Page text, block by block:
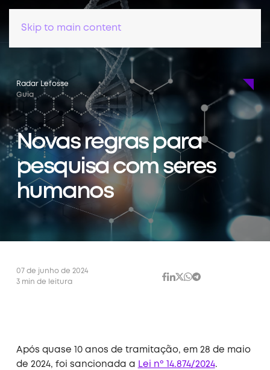
Skip to main content
Radar Lefosse
Guia
Novas regras para
pesquisa com seres
humanos
07 de junho de 2024
3 min de leitura
Após quase 10 anos de tramitação, em 28 de maio
de 2024, foi sancionada a Lei nº 14.874/2024.